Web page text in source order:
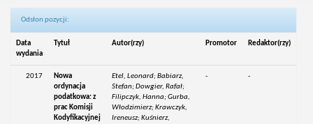
Odsłon pozycji:
Data
wydania
Tytuł Autor(rzy) Promotor Redaktor(rzy)
2017
Nowa
ordynacja
podatkowa: z
prac Komisji
Kodyfikacyjnej
Etel, Leonard; Babiarz,
Stefan; Dowgier, Rafał;
Filipczyk, Hanna; Gurba,
Włodzimierz; Krawczyk,
Ireneusz; Kuśnierz,
- -